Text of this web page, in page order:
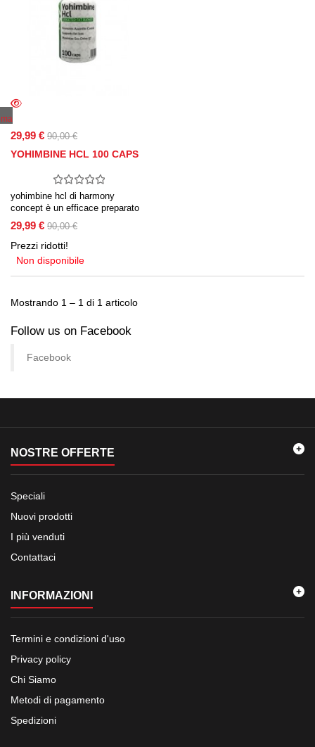
29,99 € 90,00 €
YOHIMBINE HCL 100 CAPS
yohimbine hcl di harmony
concept è un efficace preparato
di alta qualità basato sulla
massima purezza di yohimbina
cloridrato ottenuta in laboratorio.
29,99 € 90,00 €
Prezzi ridotti!
Non disponibile
Mostrando 1 – 1 di 1 articolo
Follow us on Facebook
Facebook
NOSTRE OFFERTE
Speciali
Nuovi prodotti
I più venduti
Contattaci
INFORMAZIONI
Termini e condizioni d'uso
Privacy policy
Chi Siamo
Metodi di pagamento
Spedizioni